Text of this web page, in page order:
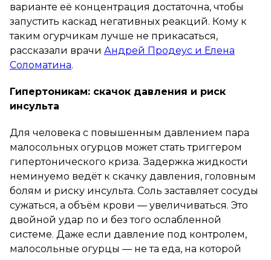
варианте её концентрация достаточна, чтобы
запустить каскад негативных реакций. Кому к
таким огурчикам лучше не прикасаться,
рассказали врачи Андрей Продеус и Елена
Соломатина.
Гипертоникам: скачок давления и риск
инсульта
Для человека с повышенным давлением пара
малосольных огурцов может стать триггером
гипертонического криза. Задержка жидкости
неминуемо ведёт к скачку давления, головным
болям и риску инсульта. Соль заставляет сосуды
сужаться, а объём крови — увеличиваться. Это
двойной удар по и без того ослабленной
системе. Даже если давление под контролем,
малосольные огурцы — не та еда, на которой